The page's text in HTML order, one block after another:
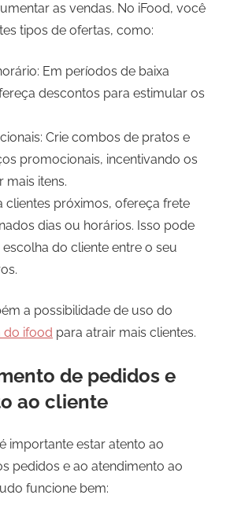
as vendas. No iFood, você
tipos de ofertas, como:
Em períodos de baixa
descontos para estimular os
Crie combos de pratos e
promocionais, incentivando os
mais itens.
clientes próximos, ofereça frete
dias ou horários. Isso pode
do cliente entre o seu
a possibilidade de uso do
do ifood para atrair mais clientes.
de pedidos e
ao cliente
importante estar atento ao
pedidos e ao atendimento ao
funcione bem: